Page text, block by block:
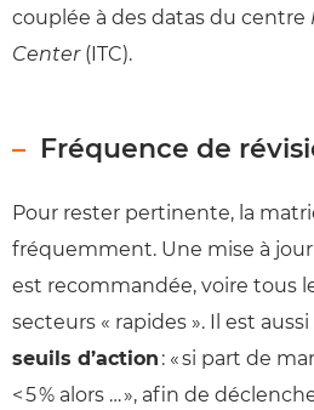
couplée à des datas du centre
Center(ITC).
Fréquence de
Pour rester pertinente, la
fréquemment. Une mise à jour
est recommandée, voire tous
secteurs « rapides ». Il est
seuils d’action : « si part de
< 5 % alors … », afin de